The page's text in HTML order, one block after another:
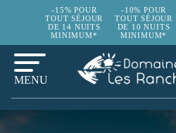
-15% POUR
TOUT SÉJOUR
DE 14 NUITS
MINIMUM*
-10% POUR
TOUT SÉJOUR
DE 10 NUITS
MINIMUM*
MENU